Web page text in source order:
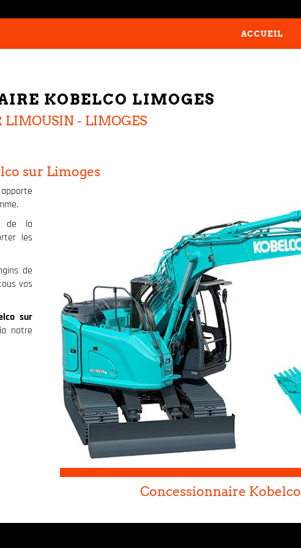
ACCUEIL
KOBELCO LIMOGES
LIMOUSIN - LIMOGES
sur Limoges
de la
les
de
vos
sur
notre
Concessionnaire Kobelco